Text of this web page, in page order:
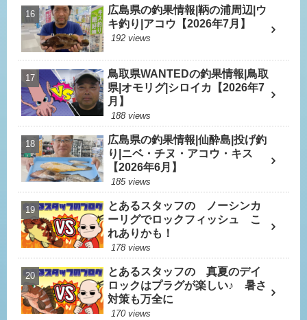
広島県の釣果情報|鞆の浦周辺|ウ
キ釣り|アコウ【2026年7月】
192 views
鳥取県WANTEDの釣果情報|鳥取
県|オモリグ|シロイカ【2026年7
月】
188 views
広島県の釣果情報|仙酔島|投げ釣
り|ニベ・チヌ・アコウ・キス
【2026年6月】
185 views
とあるスタッフの ノーシンカ
ーリグでロックフィッシュ こ
れありかも！
178 views
とあるスタッフの 真夏のデイ
ロックはプラグが楽しい♪ 暑さ
対策も万全に
170 views